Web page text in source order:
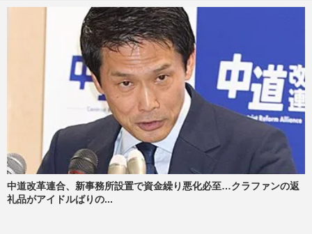
中道改革連合、新事務所設置で資金繰り悪化必至…クラファンの返
礼品がアイドルばりの...